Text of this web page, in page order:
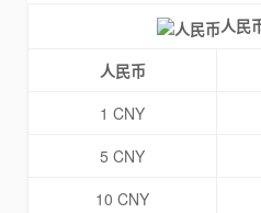
人民
人民币
1 CNY
5 CNY
10 CNY